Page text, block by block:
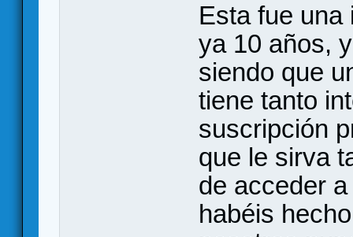
Esta fue una
ya 10 años,
siendo que
tiene tanto
suscripción
que le sirva
de acceder
habéis